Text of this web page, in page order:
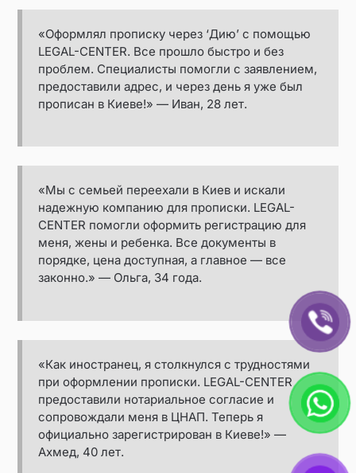
«Оформлял прописку через ‘Дию’ с помощью
LEGAL-CENTER. Все прошло быстро и без
проблем. Специалисты помогли с заявлением,
предоставили адрес, и через день я уже был
прописан в Киеве!» — Иван, 28 лет.
«Мы с семьей переехали в Киев и искали
надежную компанию для прописки. LEGAL-
CENTER помогли оформить регистрацию для
меня, жены и ребенка. Все документы в
порядке, цена доступная, а главное — все
законно.» — Ольга, 34 года.
«Как иностранец, я столкнулся с трудностями
при оформлении прописки. LEGAL-CENTER
предоставили нотариальное согласие и
сопровождали меня в ЦНАП. Теперь я
официально зарегистрирован в Киеве!» —
Ахмед, 40 лет.